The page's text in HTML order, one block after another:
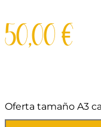
50,00€
Oferta tamaño A3